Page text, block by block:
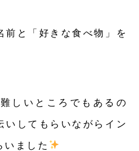
前と「好きな食べ物」を
しいところでもあるの
いしてもらいながらイン
いました